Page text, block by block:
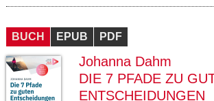
BUCH EPUB PDF
Johanna Dahm
DIE 7 PFADE ZU
ENTSCHEIDUNGEN